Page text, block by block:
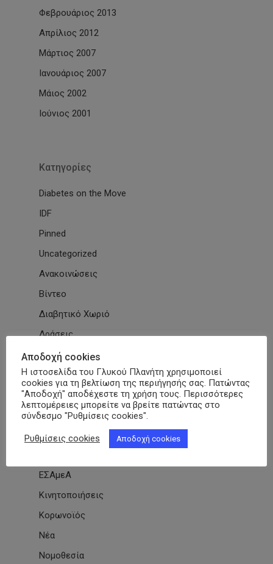
Φεβρουάριος 2013
Απρίλιος 2012
Μάρτιος 2007
Ιανουάριος 2007
Μάιος 2002
Ιούνιος 2001
Kατηγορίες
Diabetes on the Move
IDF
Pinned
Uncategorized
Ανακοινώσεις
Βίντεο
Διαβητικό Χωριό
Δράσεις
Εγκύκλιοι
Εθνικές & Διεθνείς Συμβάσεις
Εκδηλώσεις Συλλόγων
Εκπαίδευση
Εκπαιδευτικά Μαθήματα
ΕΣΑμεΑ
Κινητοποιήσεις
Κορωνοϊός
Νέα
Νομοθεσία
Αποδοχή cookies
Η ιστοσελίδα του Γλυκού Πλανήτη χρησιμοποιεί
cookies για τη βελτίωση της περιήγησής σας. Πατώντας
"Αποδοχή" αποδέχεστε τη χρήση τους. Περισσότερες
λεπτομέρειες μπορείτε να βρείτε πατώντας στο
σύνδεσμο "Ρυθμίσεις cookies".
Ρυθμίσεις cookies Αποδοχή cookies